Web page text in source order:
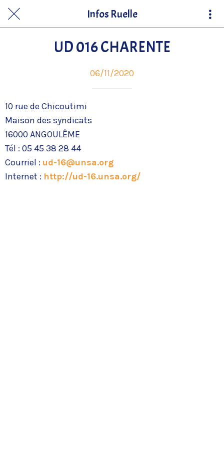
Infos Ruelle
UD 016 CHARENTE
06/11/2020
10 rue de Chicoutimi
Maison des syndicats
16000 ANGOULÊME
Tél : 05 45 38 28 44
Courriel : ud-16@unsa.org
Internet : http://ud-16.unsa.org/